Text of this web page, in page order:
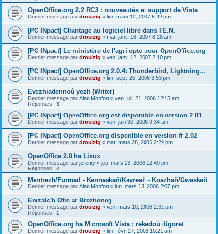
OpenOffice.org 2.2 RC3 : nouveautés et support de Vista
Dernier message par drouizig « lun. mars 12, 2007 5:42 pm
[PC INpact] Chantage au logiciel libre dans l'E.N.
Dernier message par drouizig « mar. janv. 16, 2007 8:28 am
[PC INpact] Le ministère de l'agri opte pour OpenOffice.org
Dernier message par drouizig « ven. janv. 12, 2007 2:10 pm
[PC INpact] OpenOffice.org 2.0.4: Thunderbird, Lightning...
Dernier message par drouizig « lun. sept. 25, 2006 3:53 pm
Evezhiadennoù yezh (Writer)
Dernier message par Alan Monfort « ven. juil. 21, 2006 12:15 am
Réponses : 3
[PC INpact] OpenOffice.org est disponible en version 2.03
Dernier message par drouizig « ven. juin 30, 2006 9:34 am
[PC INpact] OpenOffice.org disponible en version fr 2.02
Dernier message par drouizig « mar. mars 28, 2006 2:29 pm
OpenOffice 2.0 ha Linux
Dernier message par jeremy « jeu. mars 23, 2006 12:49 pm
Réponses : 2
Mentrezh/Furmad - Kennaskañ/Kevreañ - Koazhañ/Gwaskañ
Dernier message par Alan Monfort « lun. mars 13, 2006 2:07 pm
Emzalc'h Ofis ar Brezhoneg
Dernier message par drouizig « ven. mars 10, 2006 2:31 pm
Réponses : 1
OpenOffice.org ha Microsoft Vista : rekedoù digoret
Dernier message par drouizig « lun. févr. 27, 2006 10:21 am